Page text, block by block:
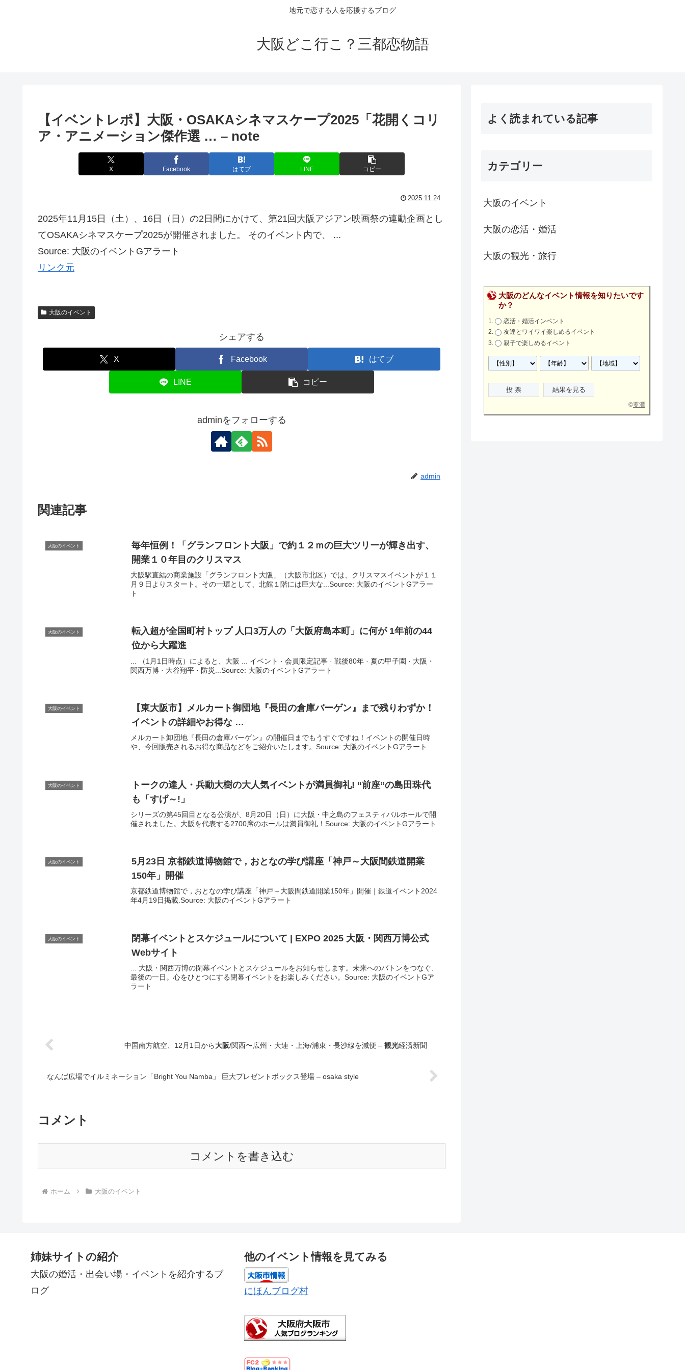
地元で恋する人を応援するブログ
大阪どこ行こ？三都恋物語
【イベントレポ】 大阪 ・OSAKAシネマスケープ2025「花開くコリ
ア・アニメーション傑作選 … – note
X Facebook はてブ LINE コピー
2025.11.24
2025年11月15日（土）、16日（日）の2日間にかけて、第21回大阪アジアン映画祭の連動企画とし
てOSAKAシネマスケープ2025が開催されました。 そのイベント内で、 ...
Source: 大阪のイベントGアラート
リンク元
大阪のイベント
シェアする
X Facebook はてブ
LINE コピー
adminをフォローする
admin
関連記事
大阪のイベント 毎年恒例！「グランフロント 大阪 」で約１２ｍの巨大ツリーが輝き出す、
開業１０年目のクリスマス
大阪駅直結の商業施設「グランフロント大阪」（大阪市北区）では、クリスマスイベントが１１
月９日よりスタート。その一環として、北館１階には巨大な...Source: 大阪のイベントGアラー
ト
大阪のイベント 転入超が全国町村トップ 人口3万人の「 大阪府島本町」に何が 1年前の44
位から大躍進
... （1月1日時点）によると、大阪 ... イベント · 会員限定記事 · 戦後80年 · 夏の甲子園 · 大阪・
関西万博 · 大谷翔平 · 防災...Source: 大阪のイベントGアラート
大阪のイベント 【東大阪市】メルカート御団地『長田の倉庫バーゲン』まで残りわずか！
イベントの詳細やお得な …
メルカート卸団地『長田の倉庫バーゲン』の開催日までもうすぐですね！イベントの開催日時
や、今回販売されるお得な商品などをご紹介いたします。Source: 大阪のイベントGアラート
大阪のイベント トークの達人・兵動大樹の大人気イベント が満員御礼! “前座”の島田珠代
も「すげ～!」
シリーズの第45回目となる公演が、8月20日（日）に大阪・中之島のフェスティバルホールで開
催されました。大阪を代表する2700席のホールは満員御礼！Source: 大阪のイベントGアラート
大阪のイベント 5月23日 京都鉄道博物館で，おとなの学び講座「神戸～ 大阪 間鉄道開業
150年」開催
京都鉄道博物館で，おとなの学び講座「神戸～大阪間鉄道開業150年」開催｜鉄道イベント2024
年4月19日掲載.Source: 大阪のイベントGアラート
大阪のイベント 閉幕イベント とスケジュールについて | EXPO 2025 大阪 ・関西万博公式
Webサイト
... 大阪・関西万博の閉幕イベントとスケジュールをお知らせします。未来へのバトンをつなぐ、
最後の一日。心をひとつにする閉幕イベントをお楽しみください。Source: 大阪のイベントGア
ラート
中国南方航空、12月1日から大阪/関西〜広州・大連・上海/浦東・長沙線を減便 – 観光経済新聞
なんば広場でイルミネーション「Bright You Namba」 巨大プレゼントボックス登場 – osaka style
コメント
コメントを書き込む
ホーム 大阪のイベント
よく読まれている記事
カテゴリー
大阪のイベント
大阪の恋活・婚活
大阪の観光・旅行
大阪のどんなイベント情報を知りたいです
か？
恋活・婚活インベント
友達とワイワイ楽しめるイベント
親子で楽しめるイベント
©要潤
姉妹サイトの紹介
大阪の婚活・出会い場・イベントを紹介するブ
ログ
他のイベント情報を見てみる
にほんブログ村